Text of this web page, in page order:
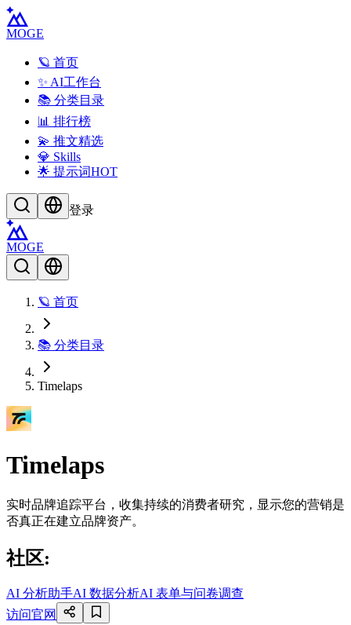
MOGE
🪐 首页
✨ AI工作台
📚 分类目录
📊 排行榜
💫 推文精选
💎 Skills
🌟 提示词HOT
登录
MOGE
🪐 首页
📚 分类目录
Timelaps
Timelaps
实时品牌追踪平台，收集持续的消费者研究，显示您的营销是
否真正在建立品牌资产。
社区:
AI 分析助手AI 数据分析AI 表单与问卷调查
访问官网